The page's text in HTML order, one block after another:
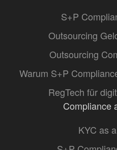
S+P
Outsourcing
Outsourcing
Warum S+P
RegTech für
Compliance
KYC as